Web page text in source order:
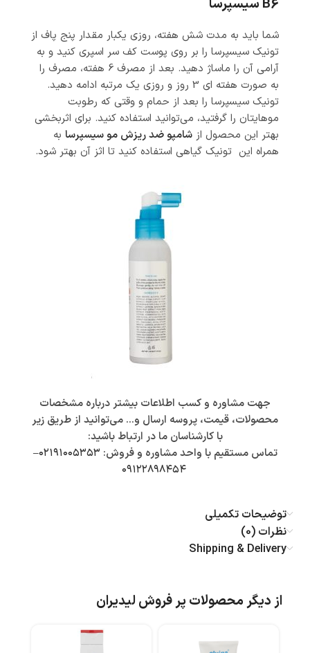
B6 سیسپرسا
شما باید به مدت شش هفته، روزى یکبار مقدار پنج پاف از
تونیک سیسپرسا را بر روى پوست کف سر اسپرى کنید و به
آرامى آن را ماساژ دهید. بعد از مصرف 6 هفته، مصرف را
به صورت هفته اى 3 روز و روزى یک مرتبه ادامه دهید.
تونیک سیسپرسا را بعد از حمام و وقتی که رطوبت
موهایتان را گرفتید، می‌توانید استفاده کنید. برای اثربخشی
بهتر این محصول از شامپو ضد ریزش مو سیسپرسا به
همراه این تونیک گیاهی استفاده کنید تا اثز آن بهتر شود.
جهت مشاوره و کسب اطلاعات بیشتر درباره مشخصات
محصولات، قیمت، پروسه ارسال و… می‌توانید از طریق زیر
با کارشناسان ما در ارتباط باشید:
تماس مستقیم با واحد مشاوره و فروش: ۰۲۱۹۱۰۰۵۳۵۳–
۰۹۱۲۲۸۹۸۴۵۴
توضیحات تکمیلی
نظرات (0)
Shipping & Delivery
از دیگر محصولات پر فروش لیدیران